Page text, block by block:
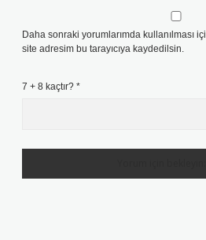
Daha sonraki yorumlarımda kullanılması
site adresim bu tarayıcıya kaydedilsin.
7 + 8 kaçtır? *